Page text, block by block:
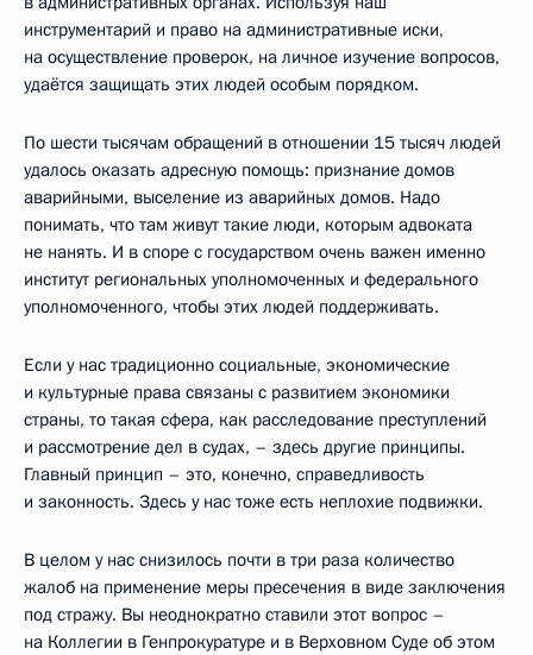
инструментарий и право на административные иски,
на осуществление проверок, на личное изучение вопросов,
удаётся защищать этих людей особым порядком.
По шести тысячам обращений в отношении 15 тысяч людей
удалось оказать адресную помощь: признание домов
аварийными, выселение из аварийных домов. Надо
понимать, что там живут такие люди, которым адвоката
не нанять. И в споре с государством очень важен именно
институт региональных уполномоченных и федерального
уполномоченного, чтобы этих людей поддерживать.
Если у нас традиционно социальные, экономические
и культурные права связаны с развитием экономики
страны, то такая сфера, как расследование преступлений
и рассмотрение дел в судах, – здесь другие принципы.
Главный принцип – это, конечно, справедливость
и законность. Здесь у нас тоже есть неплохие подвижки.
В целом у нас снизилось почти в три раза количество
жалоб на применение меры пресечения в виде заключения
под стражу. Вы неоднократно ставили этот вопрос –
на Коллегии в Генпрокуратуре и в Верховном Суде об этом